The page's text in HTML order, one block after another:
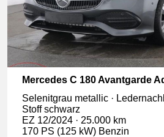
Mercedes C 180 Avantgarde
Selenitgrau metallic ·
Stoff schwarz
EZ 12/2024 · 25.000 km
170 PS (125 kW) Benzin